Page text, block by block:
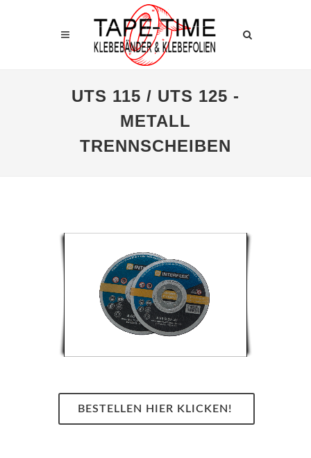
UTS 115 / UTS 125 -
METALL
TRENNSCHEIBEN
BESTELLEN HIER KLICKEN!